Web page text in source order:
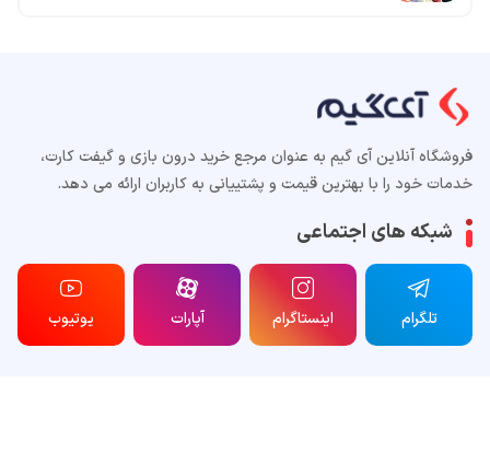
فروشگاه آنلاین آی گیم به عنوان مرجع خرید درون بازی و گیفت کارت،
خدمات خود را با بهترین قیمت و پشتییانی به کاربران ارائه می دهد.
شبکه های اجتماعی
تلگرام اینستاگرام آپارات یوتیوب